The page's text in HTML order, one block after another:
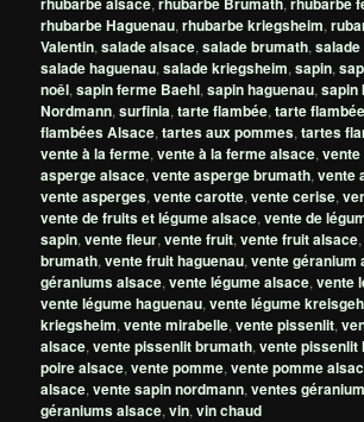
rhubarbe Haguenau,rhubarbe kriegsheim,
Valentin,salade alsace,salade brumath,
salade haguenau,salade kriegsheim,sapin,
noêl,sapin ferme Baehl,sapin haguenau,sapin
Nordmann,surfinia,tarte flambée,tarte
flambées Alsace,tartes aux pommes,tartes
vente à la ferme,vente à la ferme alsace,
asperge alsace,vente asperge brumath,vente
vente asperges,vente carotte,vente cerise,
vente de fruits et légume alsace,vente de
sapin,vente fleur,vente fruit,vente fruit alsace
brumath,vente fruit haguenau,vente géranium
géraniums alsace,vente légume alsace,vente
vente légume haguenau,vente légume
kriegsheim,vente mirabelle,vente pissenlit,
alsace,vente pissenlit brumath,vente pissenlit
poire alsace,vente pomme,vente pomme
alsace,vente sapin nordmann,ventes
géraniums alsace,vin,vin chaud